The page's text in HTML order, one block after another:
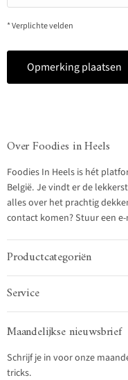
* Verplichte velden
Opmerking plaatsen
Over Foodies in Heels
Foodies In Heels is hét
België. Je vindt er de
alles over het prachtig
contact komen? Stuur een
Productcategoriën
Service
Maandelijkse nieuwsbrief
Schrijf je in voor onze
tricks.